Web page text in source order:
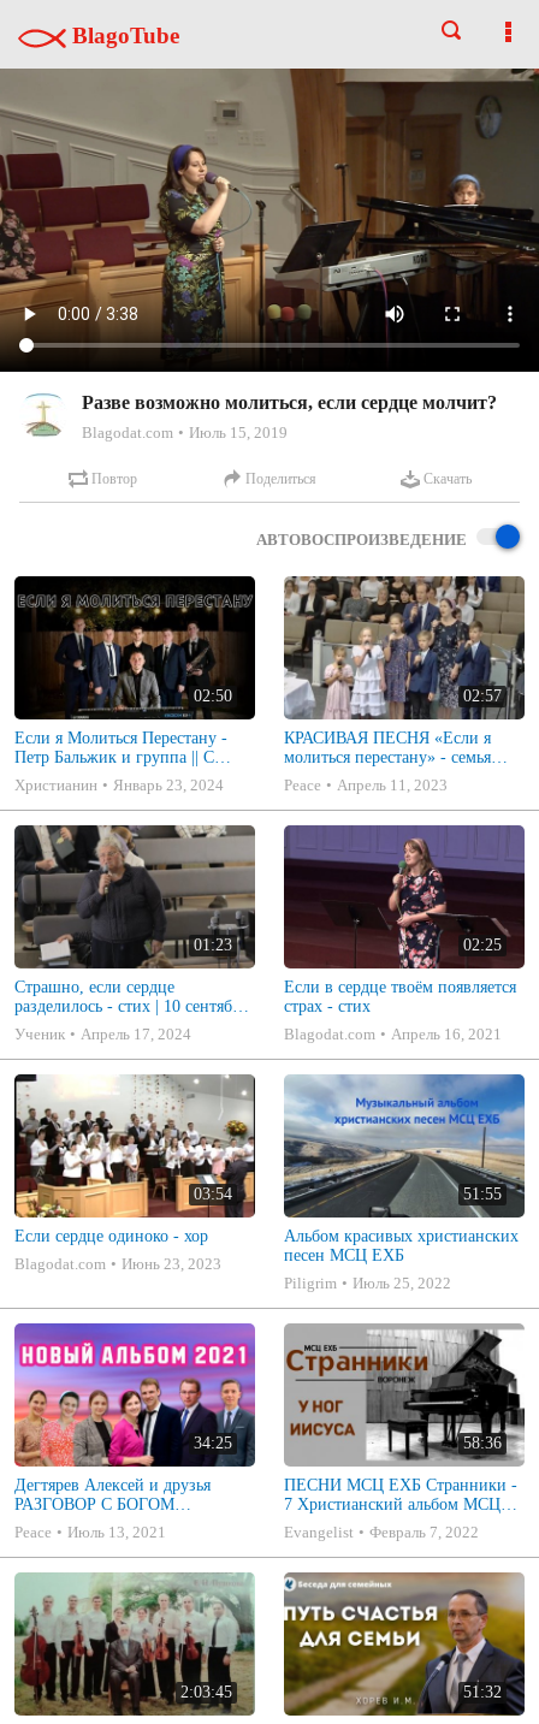
BlagoTube
Разве возможно молиться, если сердце молчит?
Blagodat.com Июль 15, 2019
Повтор Поделиться Скачать
АВТОВОСПРОИЗВЕДЕНИЕ
02:50
Если я Молиться Перестану -
Петр Бальжик и группа || С
Новым 2024 годом!
Христианин Январь 23, 2024
02:57
КРАСИВАЯ ПЕСНЯ «Если я
молиться перестану» - семья
Бальжик
Peace Апрель 11, 2023
01:23
Страшно, если сердце
разделилось - стих | 10 сентября
2023 г. | г. Новосибирск
Ученик Апрель 17, 2024
02:25
Если в сердце твоём появляется
страх - стих
Blagodat.com
Апрель 16, 2021
03:54
Если сердце одиноко - хор
Blagodat.com
Июнь 23, 2023
51:55
Альбом красивых христианских
песен МСЦ ЕХБ
Piligrim
Июль 25, 2022
34:25
Дегтярев Алексей и друзья
РАЗГОВОР С БОГОМ
Христианские песни МСЦ ЕХБ
2021 (7я)
Peace Июль 13, 2021
58:36
ПЕСНИ МСЦ ЕХБ Странники -
7 Христианский альбом МСЦ
ЕХБ
Evangelist Февраль 7, 2022
2:03:45 51:32